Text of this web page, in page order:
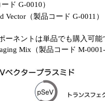
ド G-0010）
Vector（製品コード G-0011）
ーネントは単品でも購入可
Mix（製品コード M-